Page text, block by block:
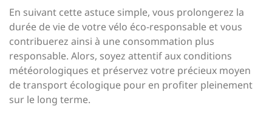
En suivant cette astuce simple, vous prolongerez la
durée de vie de votre vélo éco-responsable et vous
contribuerez ainsi à une consommation plus
responsable. Alors, soyez attentif aux conditions
météorologiques et préservez votre précieux moyen
de transport écologique pour en profiter pleinement
sur le long terme.